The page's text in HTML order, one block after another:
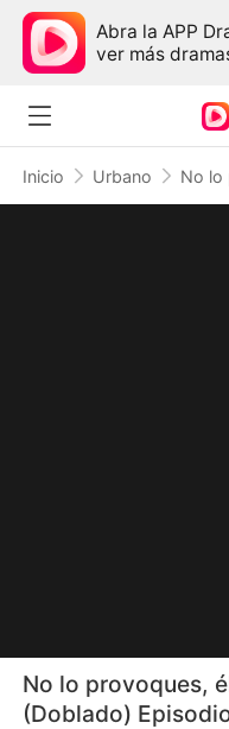
Abra la APP
ver más
Inicio Urbano
No lo provoques,
(Doblado)